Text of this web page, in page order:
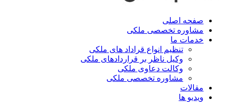
صفحه اصلی
مشاوره تخصصی ملکی
خدمات ما
تنظیم انواع قراداد های ملکی
وکیل ناظر بر قراردادهای ملکی
وکالت دعاوی ملکی
مشاوره تخصصی ملکی
مقالات
ویدیو ها